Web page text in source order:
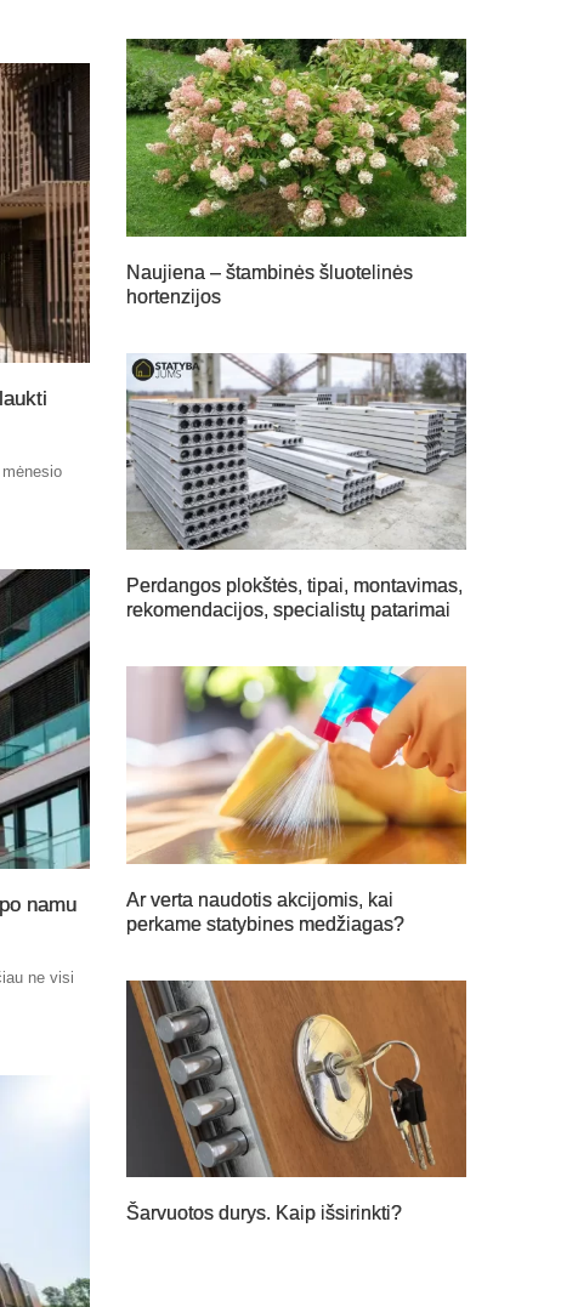
namu
ne visi
Naujiena – štambinės šluotelinės
hortenzijos
Perdangos plokštės, tipai, montavimas,
rekomendacijos, specialistų patarimai
Ar verta naudotis akcijomis, kai
perkame statybines medžiagas?
Šarvuotos durys. Kaip išsirinkti?